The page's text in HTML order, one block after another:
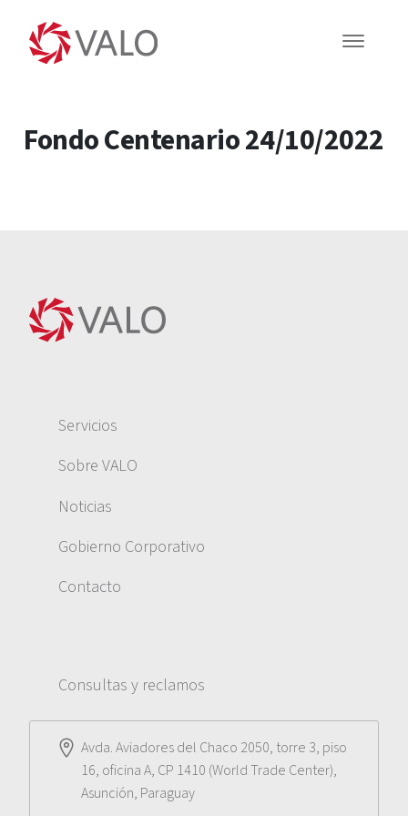
Fondo Centenario 24/10/2022
Servicios
Sobre VALO
Noticias
Gobierno Corporativo
Contacto
Consultas y reclamos
Avda. Aviadores del Chaco 2050, torre 3, piso
16, oficina A, CP 1410 (World Trade Center),
Asunción, Paraguay